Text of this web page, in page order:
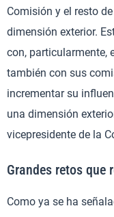
Comisión y el resto
dimensión exterior.
con, particularmente,
también con sus
incrementar su
una dimensión
vicepresidente de la
Grandes retos que
Como ya se ha